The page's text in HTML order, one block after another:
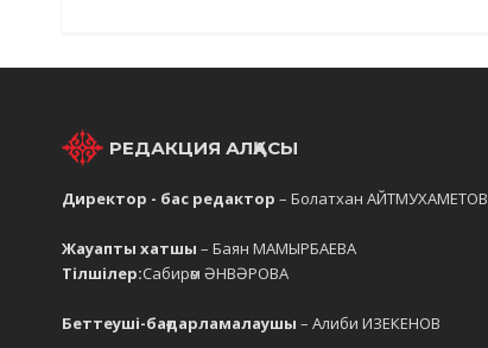
РЕДАКЦИЯ АЛҚАСЫ
Директор - бас редактор – Болатхан АЙТМУХАМЕТОВ
Жауапты хатшы – Баян МАМЫРБАЕВА
Тілшілер:Сабирәм ӘНВӘРОВА
Беттеуші-бағдарламалаушы – Алиби ИЗЕКЕНОВ